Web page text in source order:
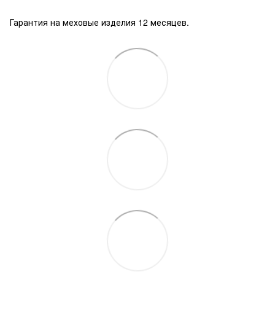
Гарантия на меховые изделия 12 месяцев.